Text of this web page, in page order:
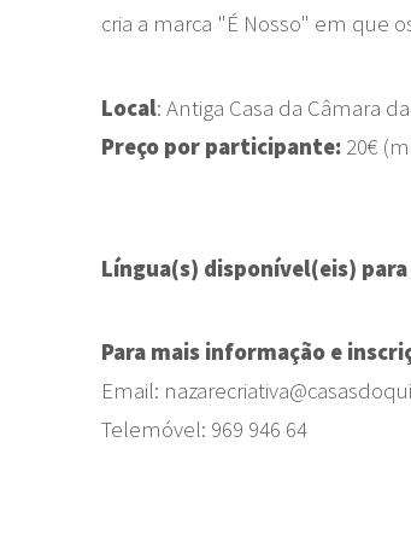
cria a marca "É Nosso" em que
Local: Antiga Casa da Câmara
Preço por participante:20€
Língua(s) disponível(eis)
Para mais informação e
Email:
Telemóvel: 969 946 64